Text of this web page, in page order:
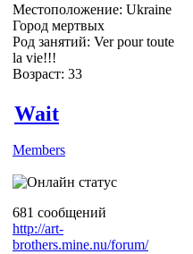
Местоположение: Ukraine
Город мертвых
Род занятий: Ver pour toute
la vie!!!
Возраст: 33
Wait
Members
681 сообщений
http://art-
brothers.mine.nu/forum/